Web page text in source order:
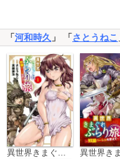
「河和時久 」 「さとうねこ
異世界きまぐれぶらり旅 ～奴隷ハーレムを添えて～